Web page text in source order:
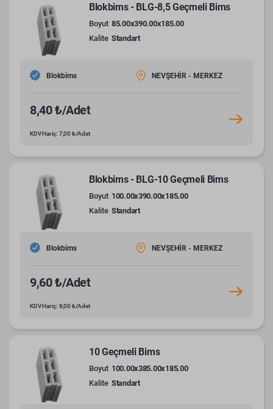
Blokbims - BLG-8,5 Geçmeli Bims
Boyut 85.00x390.00x185.00
Kalite Standart
Blokbims NEVŞEHİR - MERKEZ
8,40 ₺/Adet
KDV Hariç: 7,00 ₺/Adet
Blokbims - BLG-10 Geçmeli Bims
Boyut 100.00x390.00x185.00
Kalite Standart
Blokbims NEVŞEHİR - MERKEZ
9,60 ₺/Adet
KDV Hariç: 8,00 ₺/Adet
10 Geçmeli Bims
Boyut 100.00x385.00x185.00
Kalite Standart